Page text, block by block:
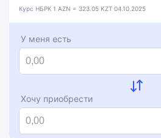
Курс НБРК 1 AZN = 323.05 KZT 04.10.2025
У меня есть
Хочу приобрести